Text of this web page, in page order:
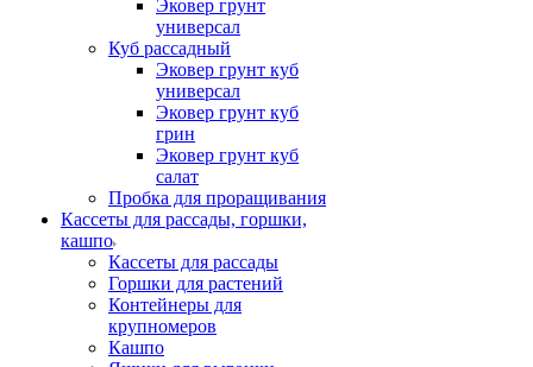
Эковер грунт
универсал
Куб рассадный
Эковер грунт куб
универсал
Эковер грунт куб
грин
Эковер грунт куб
салат
Пробка для проращивания
Кассеты для рассады, горшки,
кашпо
Кассеты для рассады
Горшки для растений
Контейнеры для
крупномеров
Кашпо